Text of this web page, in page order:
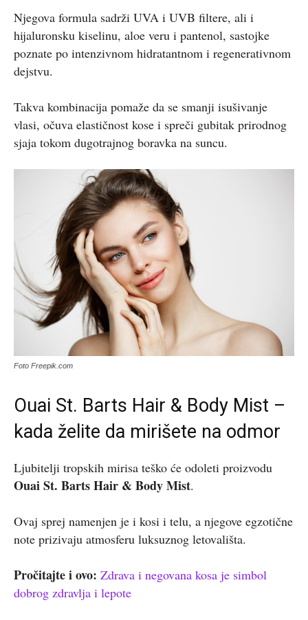
Njegova formula sadrži UVA i UVB filtere, ali i
hijaluronsku kiselinu, aloe veru i pantenol, sastojke
poznate po intenzivnom hidratantnom i regenerativnom
dejstvu.
Takva kombinacija pomaže da se smanji isušivanje
vlasi, očuva elastičnost kose i spreči gubitak prirodnog
sjaja tokom dugotrajnog boravka na suncu.
Foto Freepik.com
Ouai St. Barts Hair & Body Mist –
kada želite da mirišete na odmor
Ljubitelji tropskih mirisa teško će odoleti proizvodu
Ouai St. Barts Hair & Body Mist.
Ovaj sprej namenjen je i kosi i telu, a njegove egzotične
note prizivaju atmosferu luksuznog letovališta.
Pročitajte i ovo: Zdrava i negovana kosa je simbol
dobrog zdravlja i lepote